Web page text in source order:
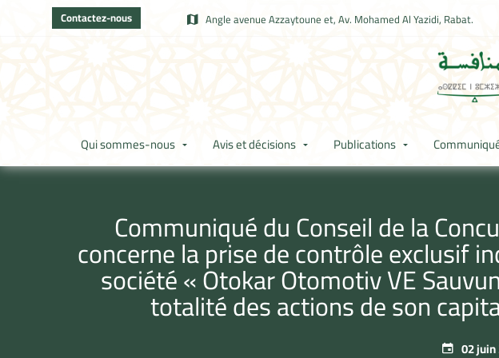
Contactez-nous Angle avenue Azzaytoune et, Av. Mohamed Al Yazidi, Rabat.
Qui sommes-nous Avis et décisions Publications
Communiqué du Conseil de la
concerne la prise de contrôle exclusif
société « Otokar Otomotiv VE
totalité des actions de son
02